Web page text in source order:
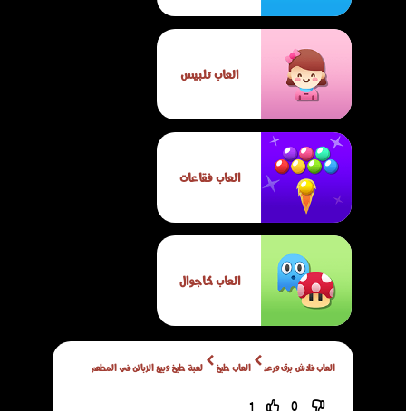
العاب تلبيس
العاب فقاعات
العاب كاجوال
العاب فلاش برق ورعد العاب طبخ لعبة طبخ وبيع الزبائن في المطعم
0
1